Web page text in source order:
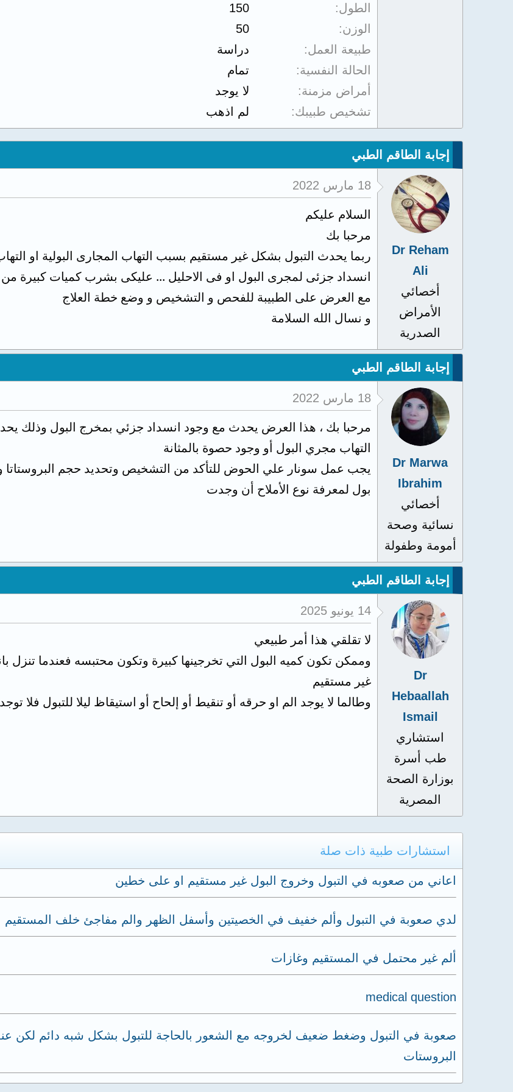
الطول
150
الوزن
50
طبيعة العمل
دراسة
الحالة النفسية
تمام
أمراض مزمنة
لا يوجد
تشخيص طبيبك
لم اذهب
إجابة الطاقم الطبي
Dr Reham
Ali
أخصائي
الأمراض
الصدرية
18 مارس 2022
السلام عليكم
مرحبا بك
ربما يحدث التبول بشكل غير مستقيم بسبب التهاب المجارى البولية او
انسداد جزئى لمجرى البول او فى الاحليل ... عليكى بشرب كميات كبيرة
مع العرض على الطبيبة للفحص و التشخيص و وضع خطة العلاج
و نسال الله السلامة
إجابة الطاقم الطبي
Dr Marwa
Ibrahim
أخصائي
نسائية وصحة
أمومة وطفولة
18 مارس 2022
مرحبا بك ، هذا العرض يحدث مع وجود انسداد جزئي بمخرج البول وذلك
التهاب مجري البول أو وجود حصوة بالمثانة
يجب عمل سونار علي الحوض للتأكد من التشخيص وتحديد حجم
بول لمعرفة نوع الأملاح أن وجدت
إجابة الطاقم الطبي
Dr
Hebaallah
Ismail
استشاري
طب أسرة
بوزارة الصحة
المصرية
14 يونيو 2025
لا تقلقي هذا أمر طبيعي
وممكن تكون كميه البول التي تخرجينها كبيرة وتكون محتبسه فعندما
غير مستقيم
وطالما لا يوجد الم او حرقه أو تنقيط أو إلحاح أو استيقاظ ليلا للتبول فلا
استشارات طبية ذات صلة
اعاني من صعوبه في التبول وخروج البول غير مستقيم او على خطين
لدي صعوبة في التبول وألم خفيف في الخصيتين وأسفل الظهر والم مفاجئ خلف المستقيم
ألم غير محتمل في المستقيم وغازات
medical question
صعوبة في التبول وضغط ضعيف لخروجه مع الشعور بالحاجة للتبول بشكل شبه دائم لكن
البروستات